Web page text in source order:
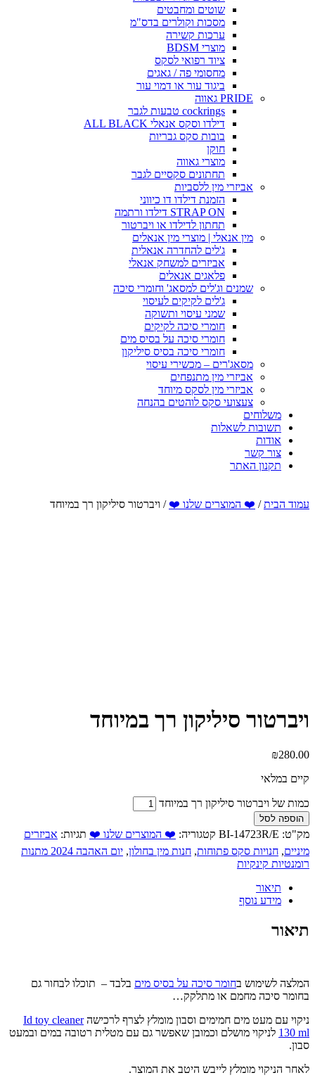
שוטים ומחבטים
מסכות וקולרים בדס"מ
ערכות קשירה
מוצרי BDSM
ציוד רפואי לסקס
מחסומי פה / גאגים
ביגוד עור או דמוי עור
PRIDE גאווה
cockrings טבעות לגבר
דילדו וסקס אנאלי ALL BLACK
בובות סקס גבריות
חוקן
מוצרי גאווה
תחתונים סקסיים לגבר
אביזרי מין ללסביות
הזמנת דילדו דו כיווני
STRAP ON דילדו ורתמה
תחתון לדילדו או ויברטור
מין אנאלי | מוצרי מין אנאלים
ג'לים להחדרה אנאלית
אביזרים למשחק אנאלי
פלאגים אנאלים
שמנים וג'לים למסאג' וחומרי סיכה
ג'לים לקיקים לעיסוי
שמני עיסוי ותשוקה
חומרי סיכה לקיקים
חומרי סיכה על בסיס מים
חומרי סיכה בסיס סיליקון
מסאג'רים – מכשירי עיסוי
אביזרי מין מתנפחים
אביזרי מין לסקס מיוחד
צעצועי סקס לוהטים בהנחה
משלוחים
תשובות לשאלות
אודות
צור קשר
תקנון האתר
עמוד הבית/ ❤️ המוצרים שלנו ❤️ / ויברטור סיליקון רך במיוחד
ויברטור סיליקון רך במיוחד
₪280.00
קיים במלאי
כמות של ויברטור סיליקון רך במיוחד
הוספה לסל
מק"ט: BI-14723R/E קטגוריה: ❤️ המוצרים שלנו ❤️ תגיות: אביזרים
מיניים, חנויות סקס פתוחות, חנות מין בחולון,
יום האהבה 2024 מתנות
רומנטיות קינקיות
תיאור
מידע נוסף
תיאור
המלצה לשימוש בחומר סיכה על בסיס מים בלבד – תוכלו לבחור גם
בחומר סיכה מחמם או מתלקק…
ניקוי עם מעט מים חמימים וסבון מומלץ לצרף לרכישהId toy cleaner
130 ml לניקוי מושלם וכמובן שאפשר גם עם מטלית רטובה במים ובמעט
סבון.
לאחר הניקוי מומלץ לייבש היטב את המוצר.